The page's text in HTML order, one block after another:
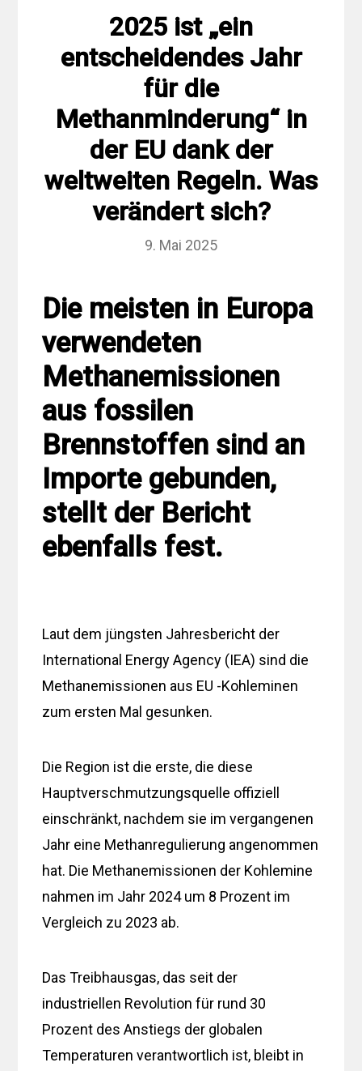
2025 ist „ein
entscheidendes Jahr
für die
Methanminderung“ in
der EU dank der
weltweiten Regeln. Was
verändert sich?
9. Mai 2025
Die meisten in Europa
verwendeten
Methanemissionen
aus fossilen
Brennstoffen sind an
Importe gebunden,
stellt der Bericht
ebenfalls fest.
Laut dem jüngsten Jahresbericht der
International Energy Agency (IEA) sind die
Methanemissionen aus EU -Kohleminen
zum ersten Mal gesunken.
Die Region ist die erste, die diese
Hauptverschmutzungsquelle offiziell
einschränkt, nachdem sie im vergangenen
Jahr eine Methanregulierung angenommen
hat. Die Methanemissionen der Kohlemine
nahmen im Jahr 2024 um 8 Prozent im
Vergleich zu 2023 ab.
Das Treibhausgas, das seit der
industriellen Revolution für rund 30
Prozent des Anstiegs der globalen
Temperaturen verantwortlich ist, bleibt in